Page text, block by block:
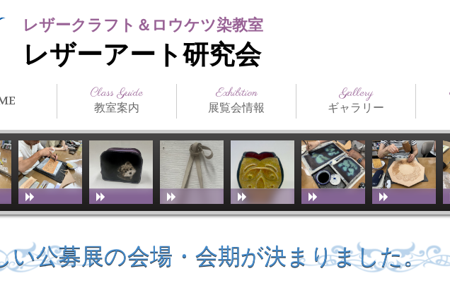
レザークラフト＆ロウケツ染教室
レザーアート研究会
Class Guide
教室案内
クラス紹介
所在地・アクセス
講師紹介
アーティスト（生
徒）紹介
教室スケジュール
教室体験
リンク
Exhibition
展覧会情報
まつだみちこ個展
教室展覧会
その他展覧会
日本の公募展
ILCE（International
Leather Craft
Exhibition）
日本革工芸展
海外の公募展
IFoLG
World Leather
Debut(Sheridan)
Gallery
ギャラリー
講師作品
生徒作品
作品別一覧
技法別一覧
販売品
メディア掲載
お
技
教
い公募展の会場・会期が決まりました。